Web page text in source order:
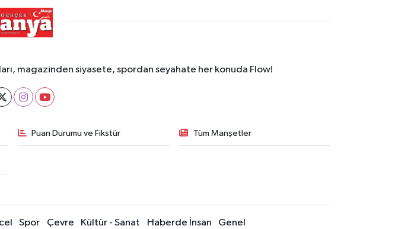
magazinden siyasete, spordan seyahate her konuda Flow!
Puan Durumu ve Fikstür Tüm Manşetler
Spor Çevre Kültür - Sanat Haberde İnsan Genel